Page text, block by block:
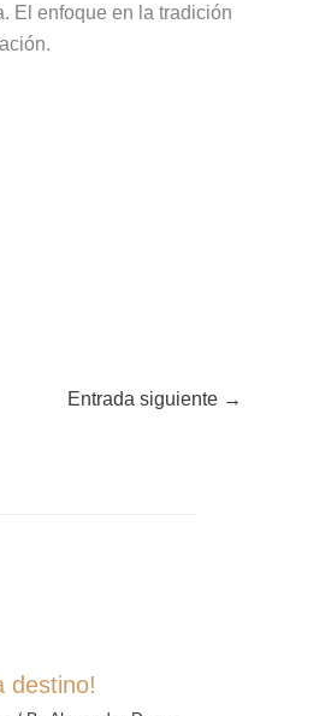
El enfoque en la tradición
Entrada siguiente →
destino!